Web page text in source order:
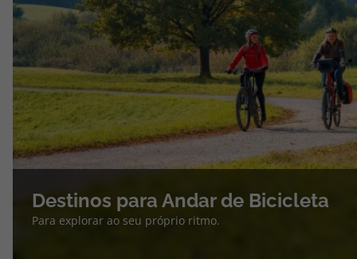
Destinos para Andar de Bicicleta
Para explorar ao seu próprio ritmo.